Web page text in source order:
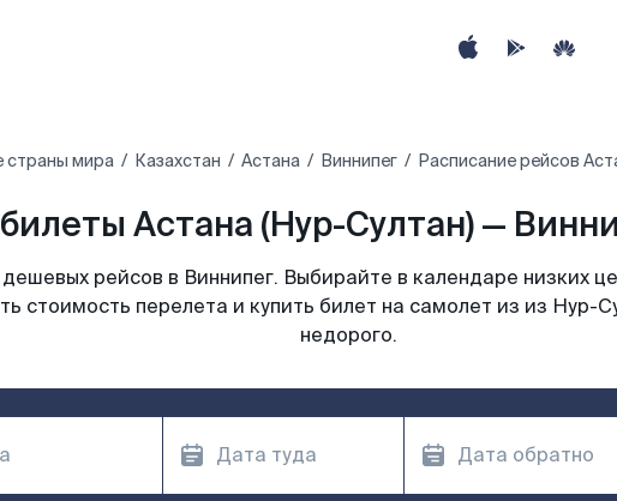
страны мира Казахстан Астана Виннипег Расписание рейсов
Астана (Нур-Султан) —
рейсов в Виннипег. Выбирайте в календаре низких
стоимость перелета и купить билет на самолет из из Нур-
недорого.